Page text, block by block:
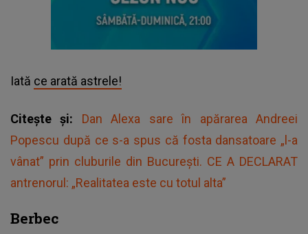
Iată ce arată astrele!
Citește și: Dan Alexa sare în apărarea Andreei
Popescu după ce s-a spus că fosta dansatoare „l-a
vânat” prin cluburile din București. CE A DECLARAT
antrenorul: „Realitatea este cu totul alta”
Berbec